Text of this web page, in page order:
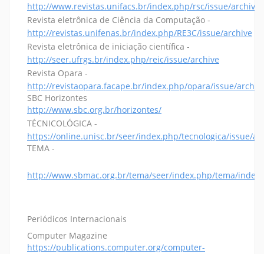
http://www.revistas.unifacs.br/index.php/rsc/issue/archive
Revista eletrônica de Ciência da Computação -
http://revistas.unifenas.br/index.php/RE3C/issue/archive
Revista eletrônica de iniciação científica -
http://seer.ufrgs.br/index.php/reic/issue/archive
Revista Opara -
http://revistaopara.facape.br/index.php/opara/issue/
SBC Horizontes
http://www.sbc.org.br/horizontes/
TÉCNICOLÓGICA -
https://online.unisc.br/seer/index.php/tecnologica/issue/
TEMA -
http://www.sbmac.org.br/tema/seer/index.php/tema/index
Periódicos Internacionais
Computer Magazine
https://publications.computer.org/computer-